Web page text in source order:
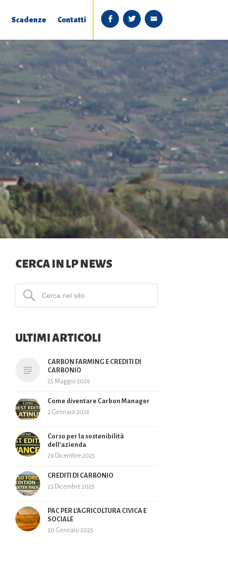
Scadenze Contatti
CERCA IN LP NEWS
ULTIMI ARTICOLI
CARBON FARMING E CREDITI DI
CARBONIO
25 Maggio 2026
Come diventare Carbon Manager
2 Gennaio 2026
Corso per la sostenibilità
dell’azienda
29 Dicembre 2025
CREDITI DI CARBONIO
23 Dicembre 2025
PAC PER L’AGRICOLTURA CIVICA E
SOCIALE
30 Gennaio 2025